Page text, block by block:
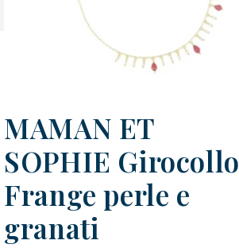
MAMAN ET
SOPHIE Girocollo
Frange perle e
granati